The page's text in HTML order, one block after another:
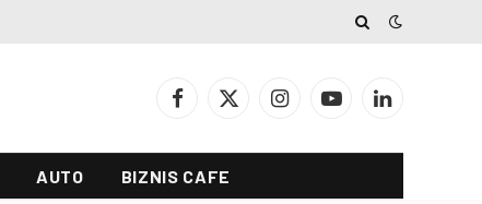
Facebook
X
InstagramYouTubeLinkedIn
AUTO BIZNIS CAFE